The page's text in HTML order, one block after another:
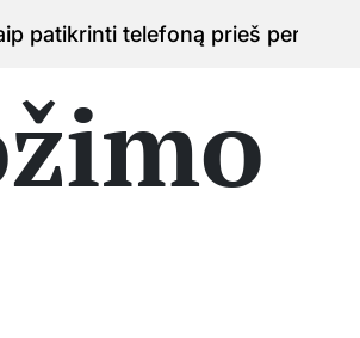
prieš perkant naudotą įrenginį